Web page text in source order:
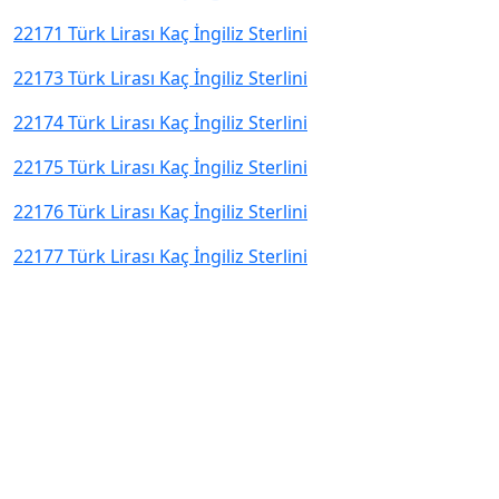
22171 Türk Lirası Kaç İngiliz Sterlini
22173 Türk Lirası Kaç İngiliz Sterlini
22174 Türk Lirası Kaç İngiliz Sterlini
22175 Türk Lirası Kaç İngiliz Sterlini
22176 Türk Lirası Kaç İngiliz Sterlini
22177 Türk Lirası Kaç İngiliz Sterlini